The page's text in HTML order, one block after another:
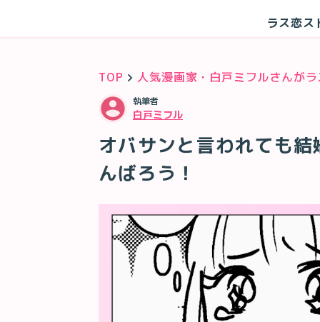
ラス恋ス
TOP 人気漫画家・白戸ミフルさんが
執筆者
白戸ミフル
オバサンと言われても
んばろう！